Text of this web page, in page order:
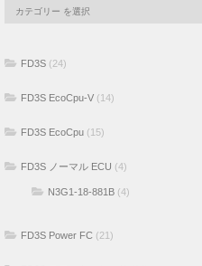
FD3S (24)
FD3S EcoCpu-V (14)
FD3S EcoCpu (15)
FD3S ノーマル ECU (4)
N3G1-18-881B (4)
FD3S Power FC (21)